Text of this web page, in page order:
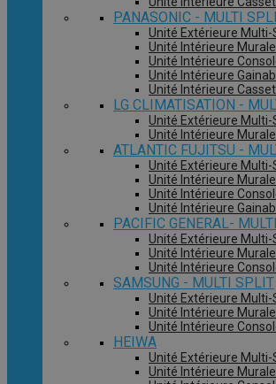
PANASONIC - MULTI
Unité Extérieure
Unité Intérieure
Unité Intérieure
Unité Intérieure
Unité Intérieure
LG CLIMATISATION -
Unité Extérieure Multi-
Unité Intérieure Murale
ATLANTIC FUJITSU -
Unité Extérieure
Unité Intérieure
Unité Intérieure
Unité Intérieure
PACIFIC GENERAL-
Unité Extérieure Multi-
Unité Intérieure
Unité Intérieure
SAMSUNG - MULTI SPLIT
Unité Extérieure
Unité Intérieure
Unité Intérieure
HEIWA
Unité Extérieure Multi-
Unité Intérieure